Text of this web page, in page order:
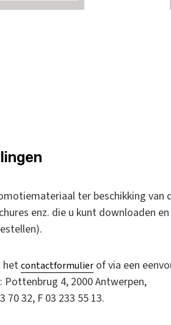
ter beschikking van
enz. die u kunt downloaden
hetcontactformulier of via een
4, 2000 Antwerpen,
70 32, F 03 233 55 13.